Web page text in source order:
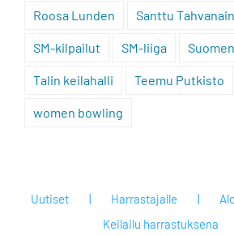
Roosa Lunden Santtu
SM-kilpailut SM-liiga
Talin keilahalli Teemu Putkisto
women bowling
Uutiset Harrastajalle
Keilailu harrastuksena